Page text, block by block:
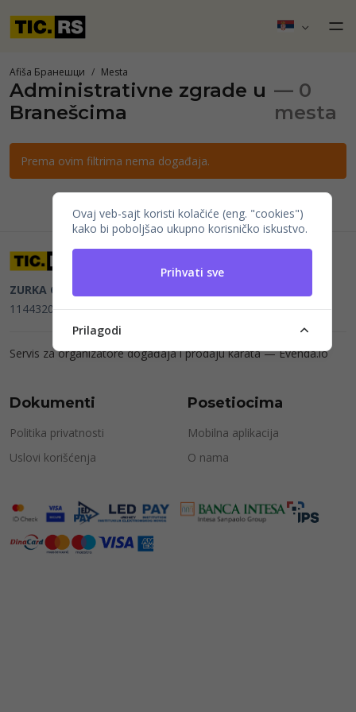
Afiša Бранешци Mesta
Administrativne zgrade u
Branešcima
— 0
mesta
Prema ovim filtrima nema događaja.
ZURKA CE BITI DOO
114432064, MB 22023195,mail@tic.rs, +381 63 173 3142
Servis za organizatore događaja i prodaju karata —Evenda.io
Dokumenti
Politika privatnosti
Uslovi korišćenja
Posetiocima
Mobilna aplikacija
O nama
Ovaj veb-sajt koristi kolačiće (eng. "cookies")
kako bi poboljšao ukupno korisničko iskustvo.
Prihvati sve
Prilagodi